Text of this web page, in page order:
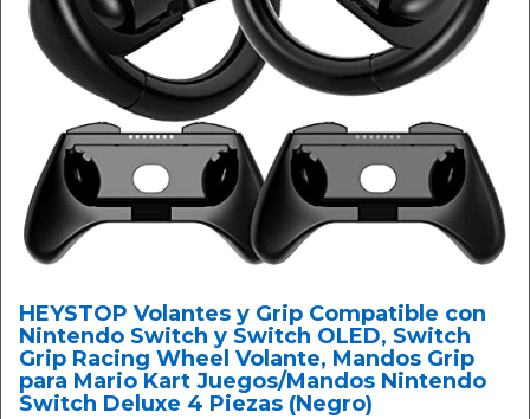
HEYSTOP Volantes y Grip Compatible con
Nintendo Switch y Switch OLED, Switch
Grip Racing Wheel Volante, Mandos Grip
para Mario Kart Juegos/Mandos Nintendo
Switch Deluxe 4 Piezas (Negro)